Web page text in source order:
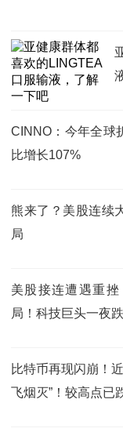
CINNO：今年全球
比增长107%
熊来了？美股连续
局
美股接连遭遇重
局！科技巨头一夜
比特币再现闪崩！
飞烟灭”！较高点已